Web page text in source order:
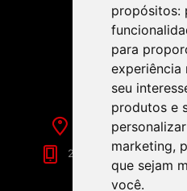
propósitos:
para
experiência
seu
produtos e
marketing,
que sejam
você.
SIGA-NOS NAS
Rua de Évora, 70-C
266 040 688 (Chamada